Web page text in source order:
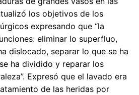
los objetivos de los
expresando que “la
eliminar lo superfluo,
dislocado, separar lo que se ha
ha dividido y reparar los
Expresó que el lavado era
de las heridas por